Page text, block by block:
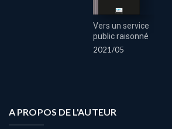
Vers un service
public raisonné
2021/05
A PROPOS DE L'AUTEUR